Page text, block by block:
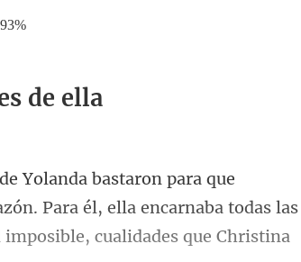
de ella
Para él, ella encarnaba todas las